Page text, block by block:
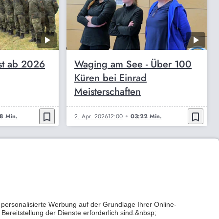
ab 2026
Min. bookmark_border
Waging am See - Über 100
Küren bei Einrad
Meisterschaften
2. Apr. 202612:00 03:22 Min. bookmark_border